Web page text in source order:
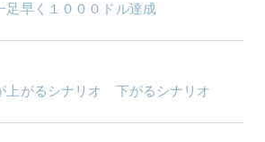
足早く１０００ドル達成
がるシナリオ 下がるシナリオ